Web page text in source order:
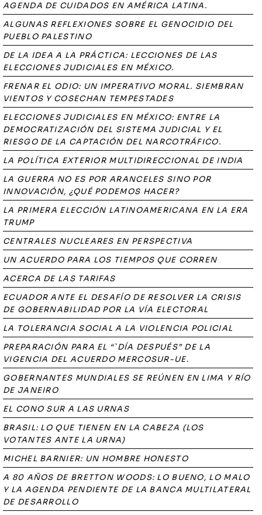
AGENDA DE CUIDADOS EN AMÉRICA LATINA.
ALGUNAS REFLEXIONES SOBRE EL GENOCIDIO DEL
PUEBLO PALESTINO
DE LA IDEA A LA PRÁCTICA: LECCIONES DE LAS
ELECCIONES JUDICIALES EN MÉXICO.
FRENAR EL ODIO: UN IMPERATIVO MORAL. SIEMBRAN
VIENTOS Y COSECHAN TEMPESTADES
ELECCIONES JUDICIALES EN MÉXICO: ENTRE LA
DEMOCRATIZACIÓN DEL SISTEMA JUDICIAL Y EL
RIESGO DE LA CAPTACIÓN DEL NARCOTRÁFICO.
LA POLÍTICA EXTERIOR MULTIDIRECCIONAL DE INDIA
LA GUERRA NO ES POR ARANCELES SINO POR
INNOVACIÓN, ¿QUÉ PODEMOS HACER?
LA PRIMERA ELECCIÓN LATINOAMERICANA EN LA ERA
TRUMP
CENTRALES NUCLEARES EN PERSPECTIVA
UN ACUERDO PARA LOS TIEMPOS QUE CORREN
ACERCA DE LAS TARIFAS
ECUADOR ANTE EL DESAFÍO DE RESOLVER LA CRISIS
DE GOBERNABILIDAD POR LA VÍA ELECTORAL
LA TOLERANCIA SOCIAL A LA VIOLENCIA POLICIAL
PREPARACIÓN PARA EL “`DÍA DESPUÉS” DE LA
VIGENCIA DEL ACUERDO MERCOSUR-UE.
GOBERNANTES MUNDIALES SE REÚNEN EN LIMA Y RÍO
DE JANEIRO
EL CONO SUR A LAS URNAS
BRASIL: LO QUE TIENEN EN LA CABEZA (LOS
VOTANTES ANTE LA URNA)
MICHEL BARNIER: UN HOMBRE HONESTO
A 80 AÑOS DE BRETTON WOODS: LO BUENO, LO MALO
Y LA AGENDA PENDIENTE DE LA BANCA MULTILATERAL
DE DESARROLLO